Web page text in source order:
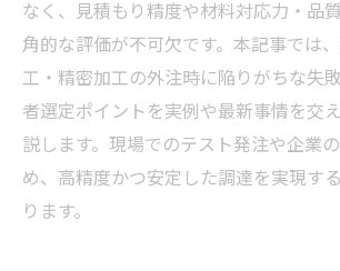
なく、見積もり精度や材料対応力・品
角的な評価が不可欠です。本記事では
工・精密加工の外注時に陥りがちな失
者選定ポイントを実例や最新事情を交
説します。現場でのテスト発注や企業
め、高精度かつ安定した調達を実現す
ります。